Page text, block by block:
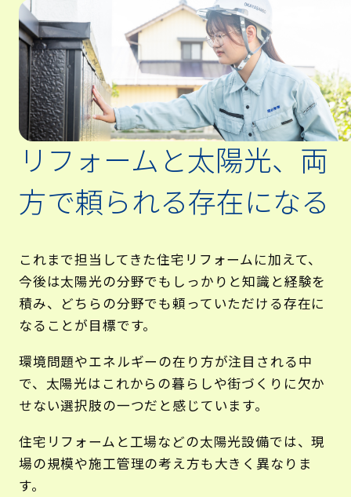
リフォームと太陽光、両
方で頼られる存在になる
これまで担当してきた住宅リフォームに加えて、
今後は太陽光の分野でもしっかりと知識と経験を
積み、どちらの分野でも頼っていただける存在に
なることが目標です。
環境問題やエネルギーの在り方が注目される中
で、太陽光はこれからの暮らしや街づくりに欠か
せない選択肢の一つだと感じています。
住宅リフォームと工場などの太陽光設備では、現
場の規模や施工管理の考え方も大きく異なりま
す。